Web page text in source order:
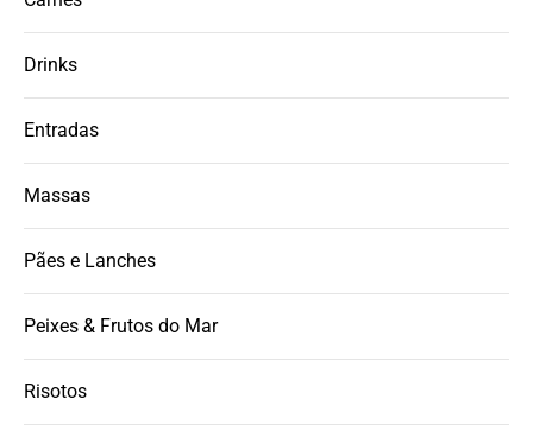
Drinks
Entradas
Massas
Pães e Lanches
Peixes & Frutos do Mar
Risotos